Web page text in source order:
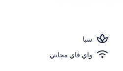
من حمّامات السباحة المغطاة
سبا
واي فاي مجاني